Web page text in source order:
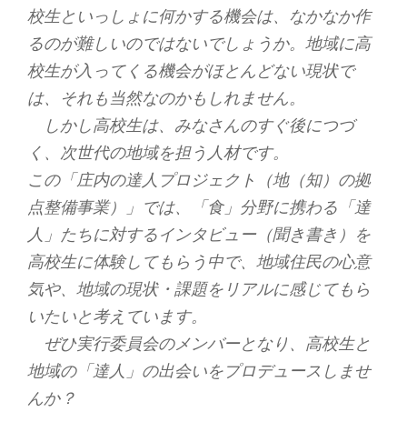
校生といっしょに何かする機会は、なかなか作
るのが難しいのではないでしょうか。地域に高
校生が入ってくる機会がほとんどない現状で
は、それも当然なのかもしれません。
しかし高校生は、みなさんのすぐ後につづ
く、次世代の地域を担う人材です。
この「庄内の達人プロジェクト（地（知）の拠
点整備事業）」では、「食」分野に携わる「達
人」たちに対するインタビュー（聞き書き）を
高校生に体験してもらう中で、地域住民の心意
気や、地域の現状・課題をリアルに感じてもら
いたいと考えています。
ぜひ実行委員会のメンバーとなり、高校生と
地域の「達人」の出会いをプロデュースしませ
んか？